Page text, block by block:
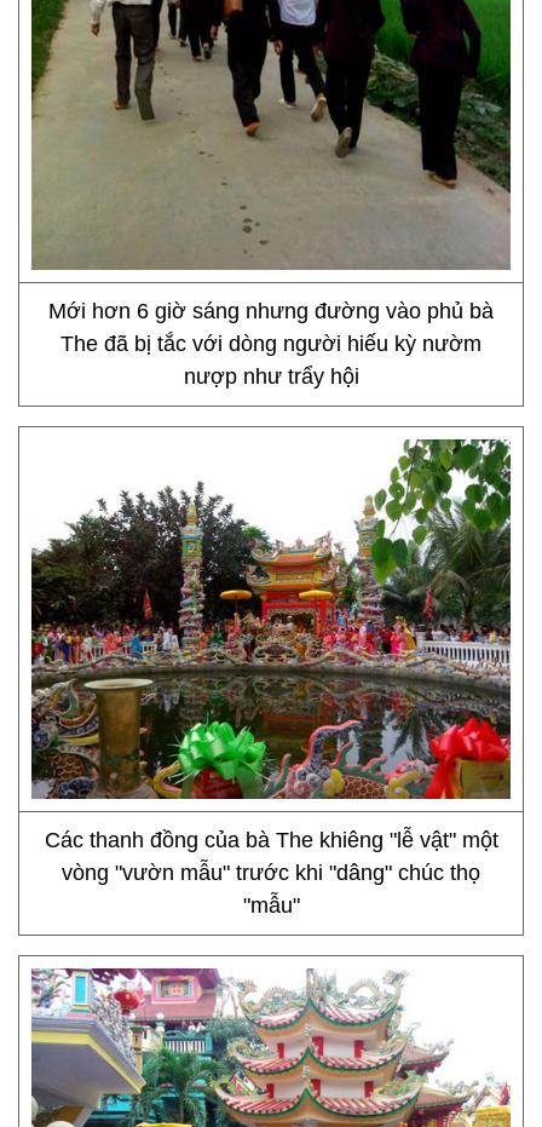
Mới hơn 6 giờ sáng nhưng đường vào phủ bà
The đã bị tắc với dòng người hiếu kỳ nườm
nượp như trẩy hội
Các thanh đồng của bà The khiêng "lễ vật" một
vòng "vườn mẫu" trước khi "dâng" chúc thọ
"mẫu"